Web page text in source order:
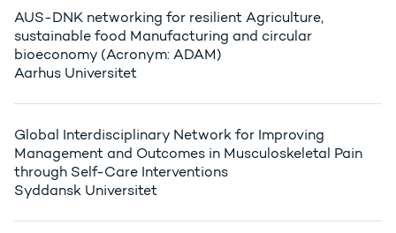
AUS-DNK networking for resilient Agriculture,
sustainable food Manufacturing and circular
bioeconomy (Acronym: ADAM)
Aarhus Universitet
Global Interdisciplinary Network for Improving
Management and Outcomes in Musculoskeletal Pain
through Self-Care Interventions
Syddansk Universitet